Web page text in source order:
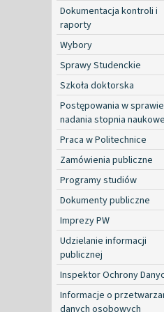
Dokumentacja kontroli i
raporty
Wybory
Sprawy Studenckie
Szkoła doktorska
Postępowania w sprawie
nadania stopnia
Praca w Politechnice
Zamówienia publiczne
Programy studiów
Dokumenty publiczne
Imprezy PW
Udzielanie informacji
publicznej
Inspektor Ochrony
Informacje o
danych osobowych